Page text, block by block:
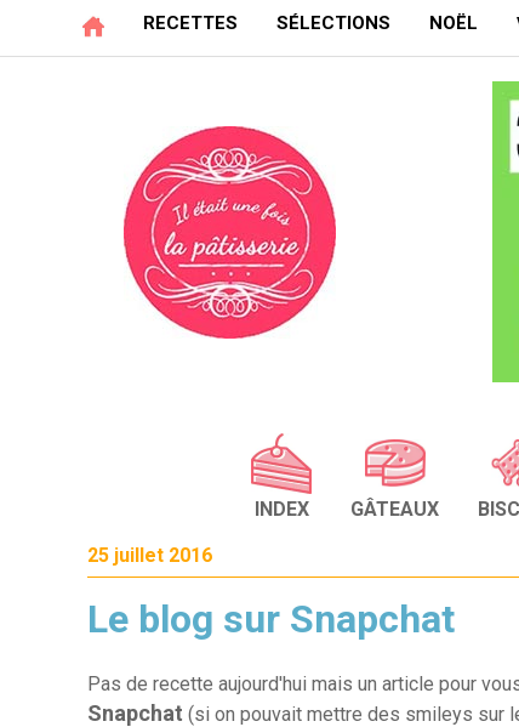
RECETTES SÉLECTIONS NOËL
INDEX GÂTEAUX
25 juillet 2016
Le blog sur Snapchat
Pas de recette aujourd'hui mais un article pour
Snapchat (si on pouvait mettre des smileys sur